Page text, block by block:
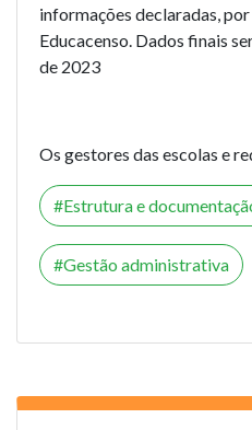
informações declaradas,
Educacenso. Dados finais
de 2023
Os gestores das escolas e
Estrutura e
Gestão administrativa